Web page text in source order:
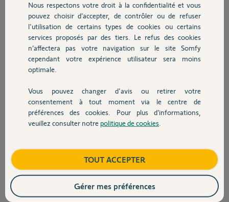
Chauffage
Autres produits
Devis avec un pro
Contact
Participer au fil de discussion
Bonsoir Robert
d’une télécommande à 3 boutons (Telis, Smoove, Centralis, Situo rts …) Si
vous avez des butées sur la barre finale et des attaches rigides sur le tube,
tentez un réajustement automatique. (Coupure du courant 2 secondes
mini, puis 4 aller-retour mini). Quel genre d’intervention avez-vous fait
précisément sur votre operateur ? L’avez-vous sorti du tube ? Avant
Nous respectons votre droit à la confidentialité et vous
pouvez choisir d’accepter, de contrôler ou de refuser
l'utilisation de certains types de cookies ou certains
services proposés par des tiers. Le refus des cookies
n’affectera pas votre navigation sur le site Somfy
cependant votre expérience utilisateur sera moins
optimale.
Vous pouvez changer d'avis ou retirer votre
consentement à tout moment via le centre de
préférences des cookies. Pour plus d’informations,
veuillez consulter notre politique de cookies
TOUT ACCEPTER
Gérer mes préférences